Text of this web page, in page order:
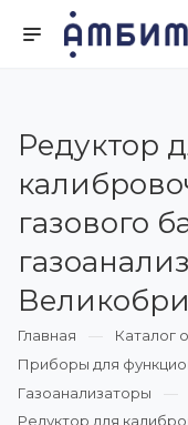
Редуктор
газового
Главная
Каталог
Приборы для
Газоанализаторы
Редуктор для